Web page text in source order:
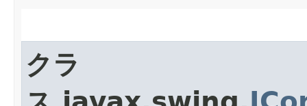
クラ